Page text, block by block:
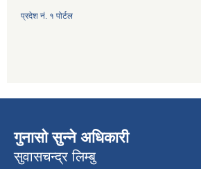
प्रदेश नं. १ पोर्टल
गुनासो सुन्ने अधिकारी
सुवासचन्द्र लिम्बु